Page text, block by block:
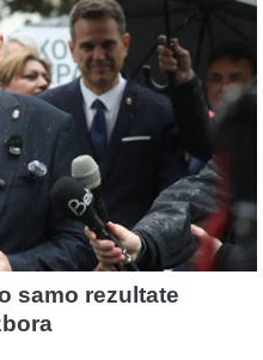
samo rezultate